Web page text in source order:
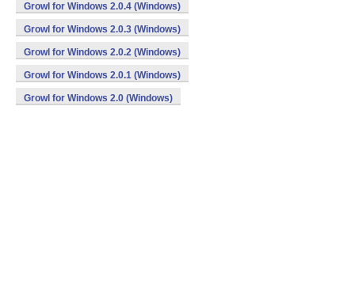
Growl for Windows 2.0.4 (Windows)
Growl for Windows 2.0.3 (Windows)
Growl for Windows 2.0.2 (Windows)
Growl for Windows 2.0.1 (Windows)
Growl for Windows 2.0 (Windows)